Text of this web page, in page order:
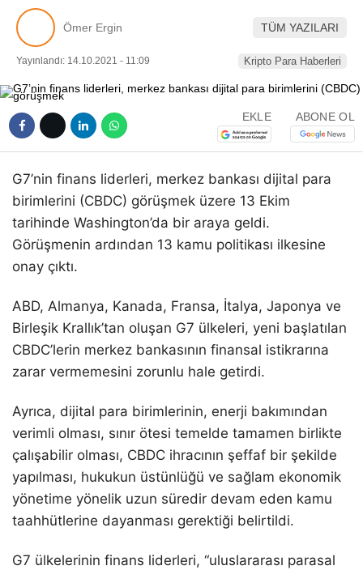
Ömer Ergin TÜM YAZILARI
Yayınlandı: 14.10.2021 - 11:09 Kripto Para Haberleri
EKLE ABONE OL
G7’nin finans liderleri, merkez bankası dijital para
birimlerini (CBDC) görüşmek üzere 13 Ekim
tarihinde Washington’da bir araya geldi.
Görüşmenin ardından 13 kamu politikası ilkesine
onay çıktı.
ABD, Almanya, Kanada, Fransa, İtalya, Japonya ve
Birleşik Krallık’tan oluşan G7 ülkeleri, yeni başlatılan
CBDC’lerin merkez bankasının finansal istikrarına
zarar vermemesini zorunlu hale getirdi.
Ayrıca, dijital para birimlerinin, enerji bakımından
verimli olması, sınır ötesi temelde tamamen birlikte
çalışabilir olması, CBDC ihracının şeffaf bir şekilde
yapılması, hukukun üstünlüğü ve sağlam ekonomik
yönetime yönelik uzun süredir devam eden kamu
taahhütlerine dayanması gerektiği belirtildi.
G7 ülkelerinin finans liderleri, “uluslararası parasal